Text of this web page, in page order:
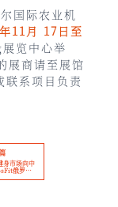
国际农业机
11月 17日至
览中心举
展商请至展馆
系项目负责
身市场向中
俄罗斯
80% 进口份